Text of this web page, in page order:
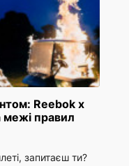
Reebok x
межі правил
запитаєш ти?